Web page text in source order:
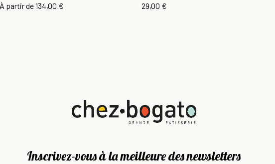
À partir de134,00 €
29,00 €
Inscrivez-vous à la meilleure des newsletters